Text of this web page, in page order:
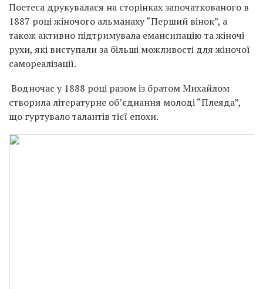
Поетеса друкувалася на сторінках започаткованого в
1887 році жіночого альманаху “Перший вінок”, а
також активно підтримувала емансипацію та жіночі
рухи, які виступали за більші можливості для жіночої
самореалізації.
Водночас у 1888 році разом із братом Михайлом
створила літературне об’єднання молоді “Плеяда”,
що гуртувало талантів тієї епохи.